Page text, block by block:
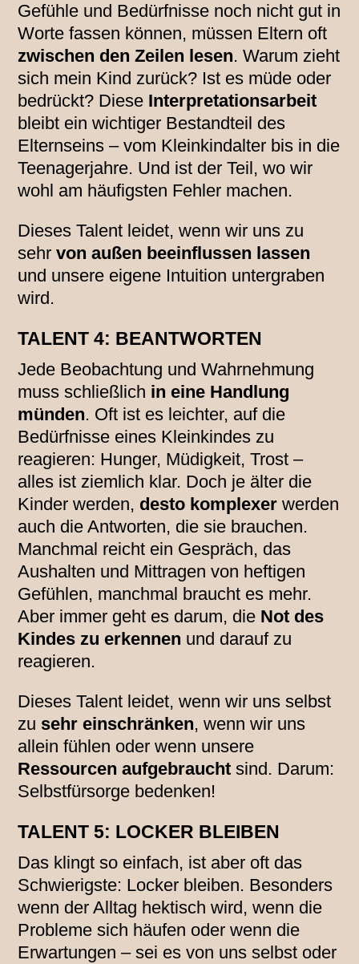
Gefühle und Bedürfnisse noch nicht gut in
Worte fassen können, müssen Eltern oft
zwischen den Zeilen lesen. Warum zieht
sich mein Kind zurück? Ist es müde oder
bedrückt? Diese Interpretationsarbeit
bleibt ein wichtiger Bestandteil des
Elternseins – vom Kleinkindalter bis in die
Teenagerjahre. Und ist der Teil, wo wir
wohl am häufigsten Fehler machen.
Dieses Talent leidet, wenn wir uns zu
sehrvon außen beeinflussen lassen
und unsere eigene Intuition untergraben
wird.
TALENT 4: BEANTWORTEN
Jede Beobachtung und Wahrnehmung
muss schließlich in eine Handlung
münden. Oft ist es leichter, auf die
Bedürfnisse eines Kleinkindes zu
reagieren: Hunger, Müdigkeit, Trost –
alles ist ziemlich klar. Doch je älter die
Kinder werden, desto komplexerwerden
auch die Antworten, die sie brauchen.
Manchmal reicht ein Gespräch, das
Aushalten und Mittragen von heftigen
Gefühlen, manchmal braucht es mehr.
Aber immer geht es darum, die Not des
Kindes zu erkennen und darauf zu
reagieren.
Dieses Talent leidet, wenn wir uns selbst
zu sehr einschränken, wenn wir uns
allein fühlen oder wenn unsere
Ressourcen aufgebraucht sind. Darum:
Selbstfürsorge bedenken!
TALENT 5: LOCKER BLEIBEN
Das klingt so einfach, ist aber oft das
Schwierigste: Locker bleiben. Besonders
wenn der Alltag hektisch wird, wenn die
Probleme sich häufen oder wenn die
Erwartungen – sei es von uns selbst oder